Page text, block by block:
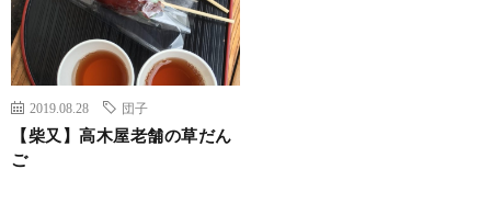
2019.08.28 団子
【柴又】高木屋老舗の草だん
ご